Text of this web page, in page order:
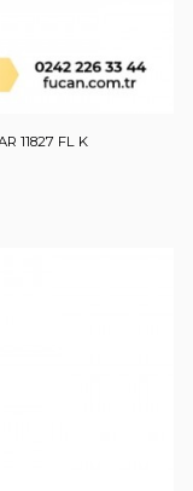
11827 FL K